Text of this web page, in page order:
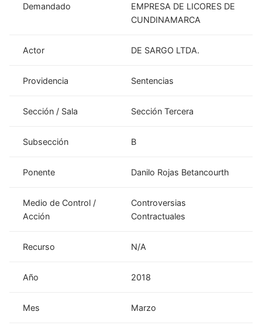
Demandado
EMPRESA DE LICORES DE
CUNDINAMARCA
Actor DE SARGO LTDA.
Providencia Sentencias
Sección / Sala Sección Tercera
Subsección B
Ponente Danilo Rojas Betancourth
Medio de Control /
Acción
Controversias
Contractuales
Recurso N/A
Año 2018
Mes Marzo